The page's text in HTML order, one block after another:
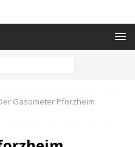
Gasometer Pforzheim